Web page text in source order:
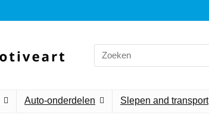
Search
for:
Auto-onderdelen Slepen and transport